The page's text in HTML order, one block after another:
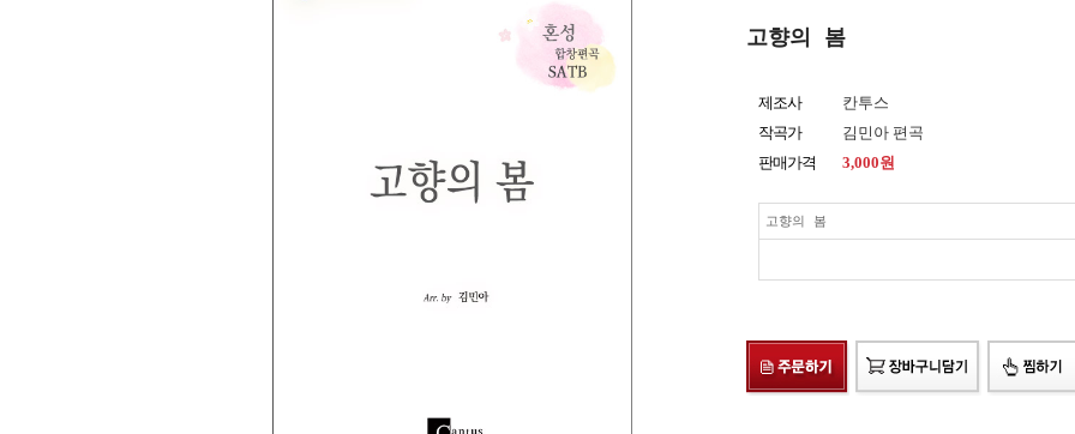
고향의 봄
제조사
칸투스
작곡가
김민아 편곡
판매가격
3,000원
고향의 봄